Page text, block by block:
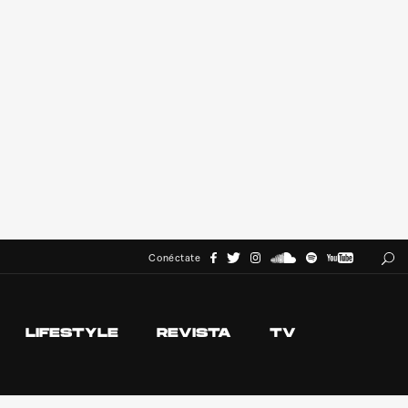
Conéctate
LIFESTYLE REVISTA TV